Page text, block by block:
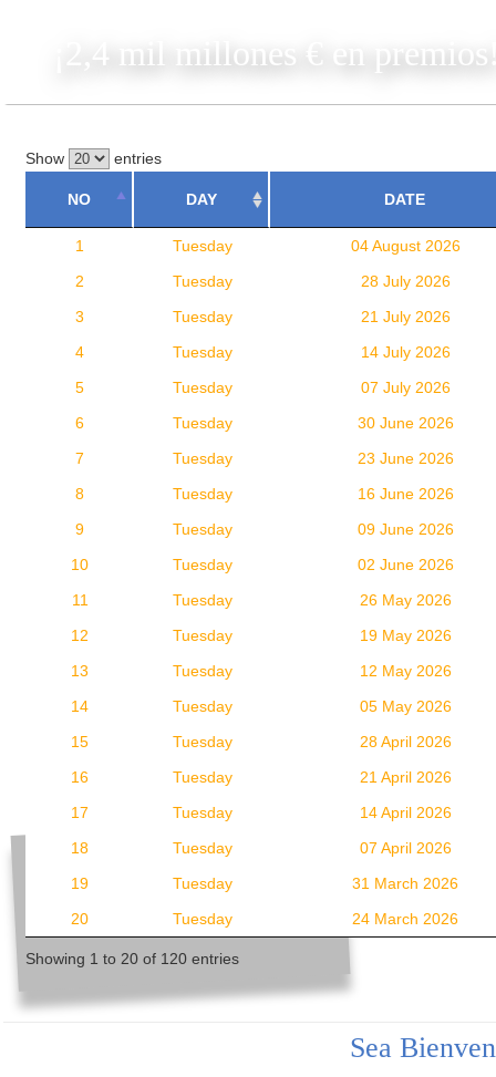
¡2,4 mil millones € en
Show entries
NO DAY DATE
1 Tuesday
04 August 2026
2
Tuesday
28 July 2026
3
Tuesday
21 July 2026
4
Tuesday
14 July 2026
5
Tuesday
07 July 2026
6
Tuesday
30 June 2026
7
Tuesday
23 June 2026
8
Tuesday
16 June 2026
9
Tuesday
09 June 2026
10
Tuesday
02 June 2026
11
Tuesday
26 May 2026
12
Tuesday
19 May 2026
13
Tuesday
12 May 2026
14
Tuesday
05 May 2026
15
Tuesday
28 April 2026
16
Tuesday
21 April 2026
17
Tuesday
14 April 2026
18
Tuesday
07 April 2026
19
Tuesday
31 March 2026
20
Tuesday 24 March 2026
Showing 1 to 20 of 120 entries
Sea